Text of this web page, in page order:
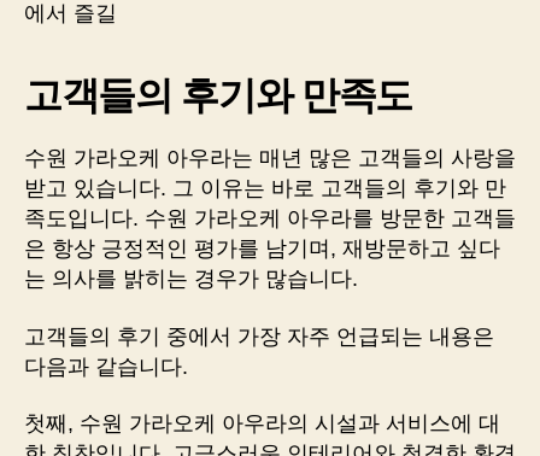
에서 즐길
고객들의 후기와 만족도
수원 가라오케 아우라는 매년 많은 고객들의 사랑을
받고 있습니다. 그 이유는 바로 고객들의 후기와 만
족도입니다. 수원 가라오케 아우라를 방문한 고객들
은 항상 긍정적인 평가를 남기며, 재방문하고 싶다
는 의사를 밝히는 경우가 많습니다.
고객들의 후기 중에서 가장 자주 언급되는 내용은
다음과 같습니다.
첫째, 수원 가라오케 아우라의 시설과 서비스에 대